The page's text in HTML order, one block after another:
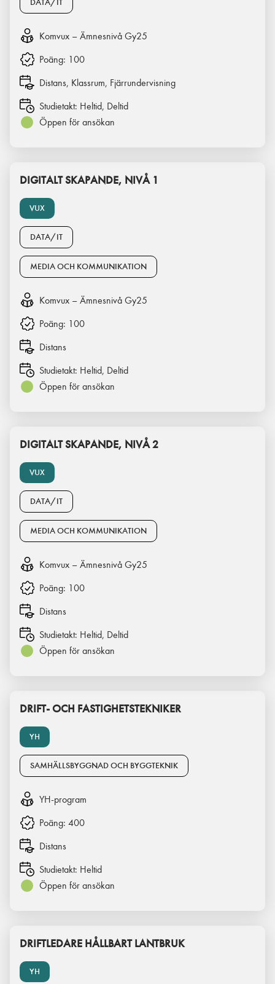
DATA/IT
Komvux – Ämnesnivå Gy25
Poäng: 100
Distans, Klassrum, Fjärrundervisning
Studietakt: Heltid, Deltid
Öppen för ansökan
VUX
DIGITALT SKAPANDE, NIVÅ 1
DATA/IT
MEDIA OCH KOMMUNIKATION
Komvux – Ämnesnivå Gy25
Poäng: 100
Distans
Studietakt: Heltid, Deltid
Öppen för ansökan
VUX
DIGITALT SKAPANDE, NIVÅ 2
DATA/IT
MEDIA OCH KOMMUNIKATION
Komvux – Ämnesnivå Gy25
Poäng: 100
Distans
Studietakt: Heltid, Deltid
Öppen för ansökan
YH
DRIFT- OCH FASTIGHETSTEKNIKER
SAMHÄLLSBYGGNAD OCH BYGGTEKNIK
YH-program
Poäng: 400
Distans
Studietakt: Heltid
Öppen för ansökan
YH
DRIFTLEDARE HÅLLBART LANTBRUK